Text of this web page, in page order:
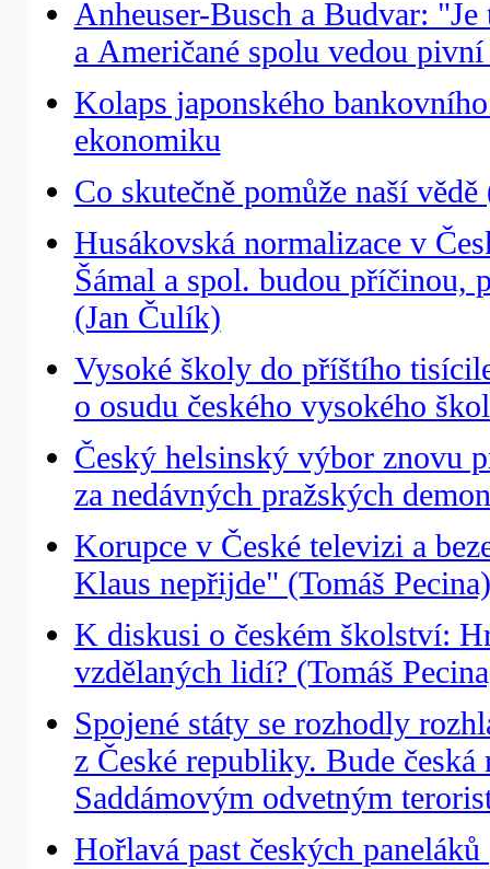
Anheuser-Busch a Budvar:
a Američané spolu vedou
Kolaps japonského
ekonomiku
Co skutečně pomůže naší
Husákovská normalizace v
Šámal a spol. budou příčinou,
(Jan Čulík)
Vysoké školy do příštího
o osudu českého vysokého
Český helsinský výbor znovu
za nedávných pražských
Korupce v České televizi a
Klaus nepřijde" (Tomáš Pecina)
K diskusi o českém školství:
vzdělaných lidí? (Tomáš
Spojené státy se rozhodly
z České republiky. Bude
Saddámovým odvetným
Hořlavá past českých